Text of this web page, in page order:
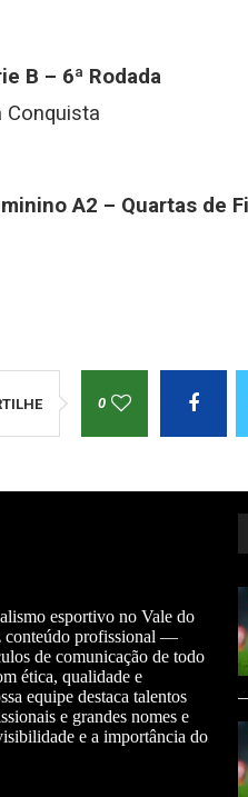
B – 6ª Rodada
Conquista
A2 – Quartas de
0
esportivo no Vale do
conteúdo profissional —
de comunicação de todo
ética, qualidade e
equipe destaca talentos
e grandes nomes e
e a importância do